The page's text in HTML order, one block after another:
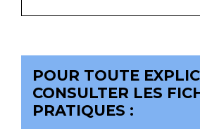
POUR TOUTE
CONSULTER LES
PRATIQUES :